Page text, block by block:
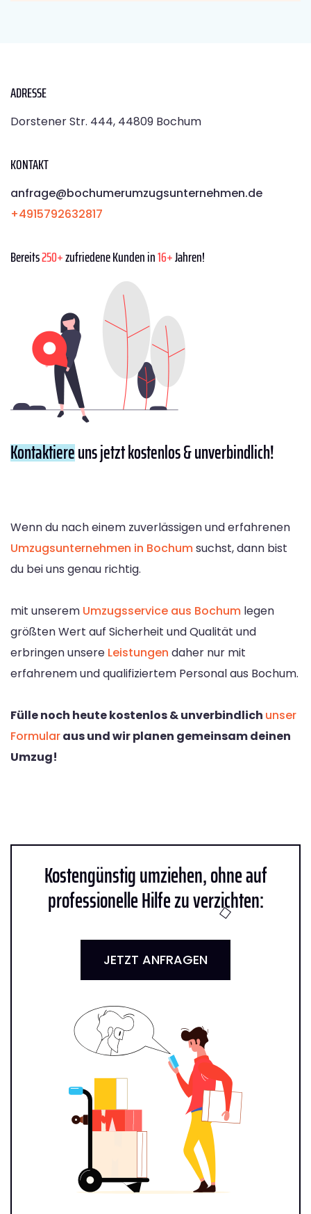
ADRESSE
Dorstener Str. 444, 44809 Bochum
KONTAKT
anfrage@bochumerumzugsunternehmen.de
+4915792632817
Bereits250+zufriedene Kunden in16+Jahren!
Kontaktiereuns jetzt kostenlos & unverbindlich!
Wenn du nach einem zuverlässigen und erfahrenen
Umzugsunternehmen in Bochumsuchst, dann bist
du bei uns genau richtig.
mit unserem Umzugsservice aus Bochum legen
größten Wert auf Sicherheit und Qualität und
erbringen unsere Leistungen daher nur mit
erfahrenem und qualifiziertem Personal aus Bochum.
Fülle noch heute kostenlos & unverbindlich unser
Formularaus und wir planen gemeinsam deinen
Umzug!
Kostengünstig umziehen, ohne auf
professionelle Hilfe zu verzichten:
JETZT ANFRAGEN